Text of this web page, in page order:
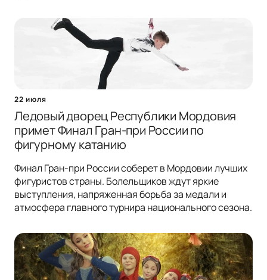
22 июля
Ледовый дворец Республики Мордовия
примет Финал Гран-при России по
фигурному катанию
Финал Гран-при России соберет в Мордовии лучших
фигуристов страны. Болельщиков ждут яркие
выступления, напряженная борьба за медали и
атмосфера главного турнира национального сезона.